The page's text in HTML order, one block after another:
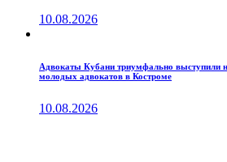
10.08.2026
Адвокаты Кубани триумфально выступили
молодых адвокатов в Костроме
10.08.2026